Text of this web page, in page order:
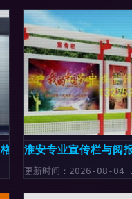
式高清素材下载指南
淮安专业宣传栏与阅
更新时间：2026-08-